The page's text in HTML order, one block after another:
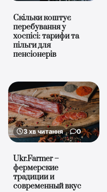
Скільки коштує
перебування у
хоспісі: тарифи та
пільги для
пенсіонерів
3 хв читання 0
Ukr.Farmer –
фермерские
традиции и
современный вкус